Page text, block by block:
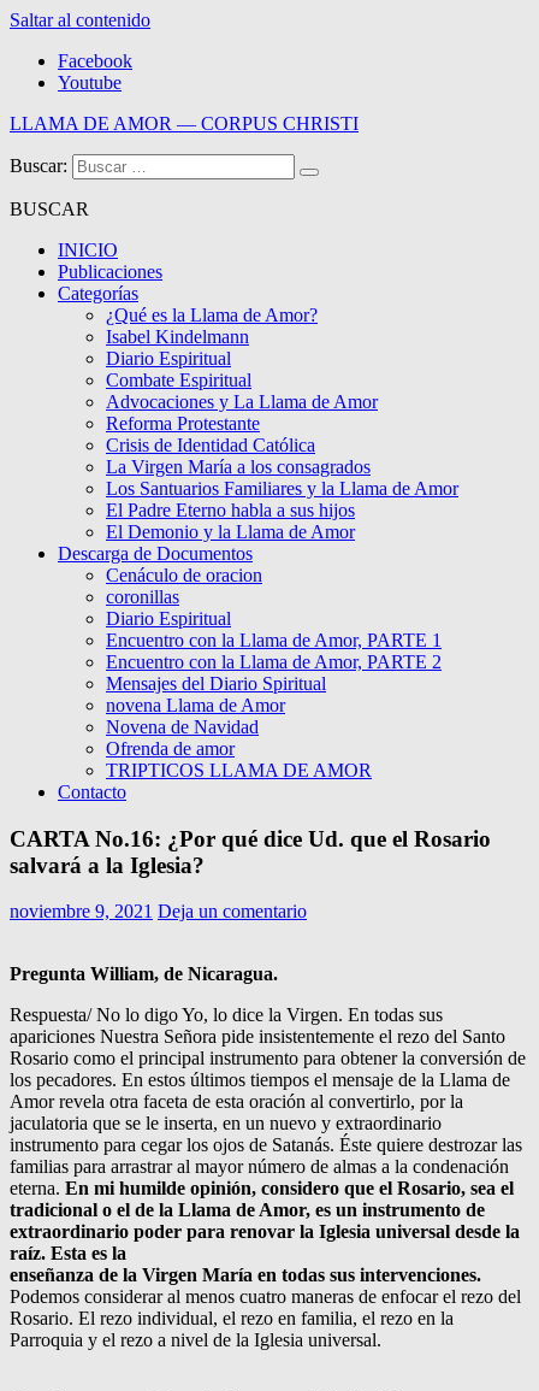
Saltar al contenido
Facebook
Youtube
LLAMA DE AMOR — CORPUS CHRISTI
Blog de la Llama de Amor
Buscar:
BUSCAR
INICIO
Publicaciones
Categorías
¿Qué es la Llama de Amor?
Isabel Kindelmann
Diario Espiritual
Combate Espiritual
Advocaciones y La Llama de Amor
Reforma Protestante
Crisis de Identidad Católica
La Virgen María a los consagrados
Los Santuarios Familiares y la Llama de Amor
El Padre Eterno habla a sus hijos
El Demonio y la Llama de Amor
Descarga de Documentos
Cenáculo de oracion
coronillas
Diario Espiritual
Encuentro con la Llama de Amor, PARTE 1
Encuentro con la Llama de Amor, PARTE 2
Mensajes del Diario Spiritual
novena Llama de Amor
Novena de Navidad
Ofrenda de amor
TRIPTICOS LLAMA DE AMOR
Contacto
CARTA No.16: ¿Por qué dice Ud. que el Rosario
salvará a la Iglesia?
noviembre 9, 2021 Deja un comentario
Pregunta William, de Nicaragua.
Respuesta/ No lo digo Yo, lo dice la Virgen. En todas sus
apariciones Nuestra Señora pide insistentemente el rezo del Santo
Rosario como el principal instrumento para obtener la conversión de
los pecadores. En estos últimos tiempos el mensaje de la Llama de
Amor revela otra faceta de esta oración al convertirlo, por la
jaculatoria que se le inserta, en un nuevo y extraordinario
instrumento para cegar los ojos de Satanás. Éste quiere destrozar las
familias para arrastrar al mayor número de almas a la condenación
eterna. En mi humilde opinión, considero que el Rosario, sea el
tradicional o el de la Llama de Amor, es un instrumento de
extraordinario poder para renovar la Iglesia universal desde la
raíz. Esta es la
enseñanza de la Virgen María en todas sus intervenciones.
Podemos considerar al menos cuatro maneras de enfocar el rezo del
Rosario. El rezo individual, el rezo en familia, el rezo en la
Parroquia y el rezo a nivel de la Iglesia universal.